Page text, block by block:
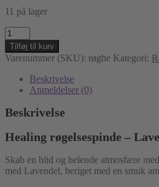
11 på lager
Healing
røgelsespinde
antal
Tilføj til kurv
Varenummer (SKU): røghe Kategori:
Beskrivelse
Anmeldelser (0)
Beskrivelse
Healing røgelsespinde –
Skab en blid og helende atmosfære
med Lavendel, beriget med en smuk